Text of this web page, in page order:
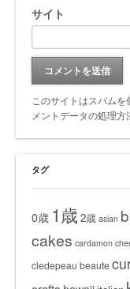
サイト
このサイトはスパムを
メントデータの処理
タグ
0歳 1歳 2歳 asian
cakes cardamon
cledepeau beaute